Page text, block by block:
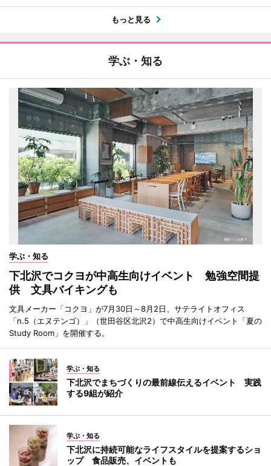
もっと見る
学ぶ・知る
学ぶ・知る
下北沢でコクヨが中高生向けイベント 勉強空間提
供 文具バイキングも
文具メーカー「コクヨ」が7月30日～8月2日、サテライトオフィス
「n.5（エヌテンゴ）」（世田谷区北沢2）で中高生向けイベント「夏の
Study Room」を開催する。
学ぶ・知る
下北沢でまちづくりの最前線伝えるイベント 実践
する9組が紹介
学ぶ・知る
下北沢に持続可能なライフスタイルを提案するショ
ップ 食品販売、イベントも